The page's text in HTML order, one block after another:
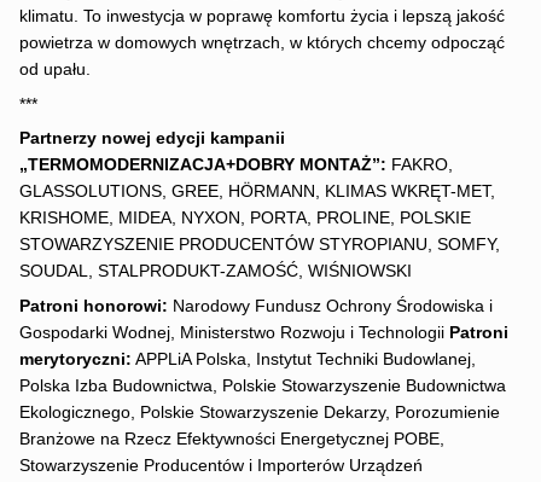
klimatu. To inwestycja w poprawę komfortu życia i lepszą jakość
powietrza w domowych wnętrzach, w których chcemy odpocząć
od upału.
***
Partnerzy nowej edycji kampanii
„TERMOMODERNIZACJA+DOBRY MONTAŻ”: FAKRO,
GLASSOLUTIONS, GREE, HÖRMANN, KLIMAS WKRĘT-MET,
KRISHOME, MIDEA, NYXON, PORTA, PROLINE, POLSKIE
STOWARZYSZENIE PRODUCENTÓW STYROPIANU, SOMFY,
SOUDAL, STALPRODUKT-ZAMOŚĆ, WIŚNIOWSKI
Patroni honorowi: Narodowy Fundusz Ochrony Środowiska i
Gospodarki Wodnej, Ministerstwo Rozwoju i Technologii Patroni
merytoryczni: APPLiA Polska, Instytut Techniki Budowlanej,
Polska Izba Budownictwa, Polskie Stowarzyszenie Budownictwa
Ekologicznego, Polskie Stowarzyszenie Dekarzy, Porozumienie
Branżowe na Rzecz Efektywności Energetycznej POBE,
Stowarzyszenie Producentów i Importerów Urządzeń